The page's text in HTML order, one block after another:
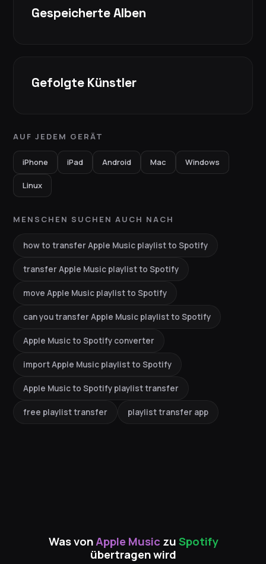
Gespeicherte Alben
Gefolgte Künstler
AUF JEDEM GERÄT
iPhone iPad Android Mac Windows
Linux
MENSCHEN SUCHEN AUCH NACH
how to transfer Apple Music playlist to Spotify
transfer Apple Music playlist to Spotify
move Apple Music playlist to Spotify
can you transfer Apple Music playlist to Spotify
Apple Music to Spotify converter
import Apple Music playlist to Spotify
Apple Music to Spotify playlist transfer
free playlist transfer playlist transfer app
Was vonApple Music zuSpotify
übertragen wird